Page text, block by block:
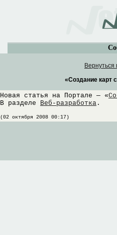
Вернуться
«Создание карт
Новая статья на Портале — «
В разделе Веб-разработка .
(02 октября 2008 00:17)